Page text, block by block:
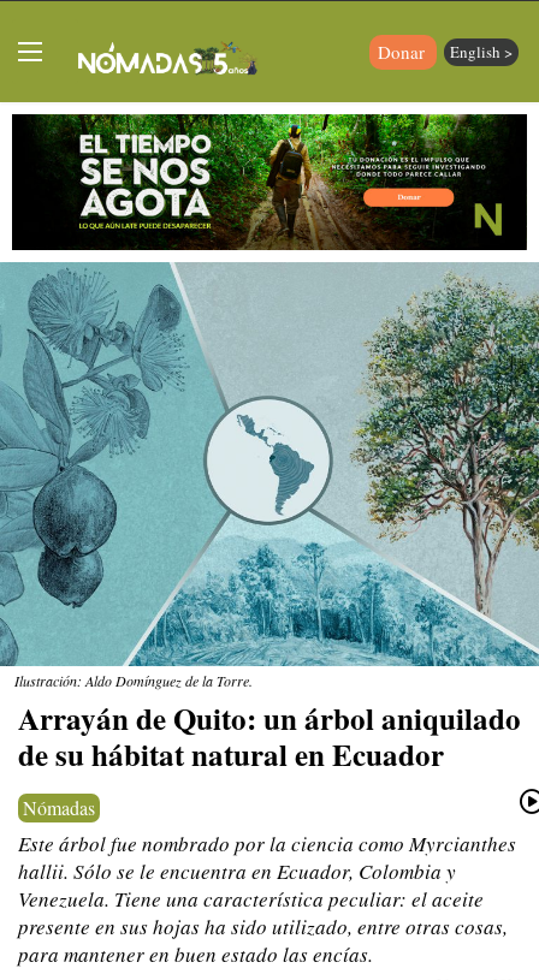
Donar English >
Ilustración: Aldo Domínguez de la Torre.
Arrayán de Quito: un árbol aniquilado
de su hábitat natural en Ecuador
Nómadas
Este árbol fue nombrado por la ciencia como Myrcianthes
hallii. Sólo se le encuentra en Ecuador, Colombia y
Venezuela. Tiene una característica peculiar: el aceite
presente en sus hojas ha sido utilizado, entre otras cosas,
para mantener en buen estado las encías.